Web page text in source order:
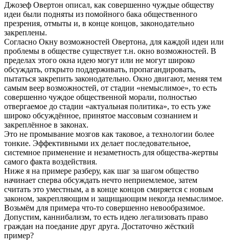
Джозеф Овертон описал, как совершенно чуждые обществу
идеи были подняты из помойного бака общественного
презрения, отмыты и, в конце концов, законодательно
закреплены.
Согласно Окну возможностей Овертона, для каждой идеи или
проблемы в обществе существует т.н. окно возможностей. В
пределах этого окна идею могут или не могут широко
обсуждать, открыто поддерживать, пропагандировать,
пытаться закрепить законодательно. Окно двигают, меняя тем
самым веер возможностей, от стадии «немыслимое», то есть
совершенно чуждое общественной морали, полностью
отвергаемое до стадии «актуальная политика», то есть уже
широко обсуждённое, принятое массовым сознанием и
закреплённое в законах.
Это не промывание мозгов как таковое, а технологии более
тонкие. Эффективными их делает последовательное,
системное применение и незаметность для общества-жертвы
самого факта воздействия.
Ниже я на примере разберу, как шаг за шагом общество
начинает сперва обсуждать нечто неприемлемое, затем
считать это уместным, а в конце концов смиряется с новым
законом, закрепляющим и защищающим некогда немыслимое.
Возьмём для примера что-то совершенно невообразимое.
Допустим, каннибализм, то есть идею легализовать право
граждан на поедание друг друга. Достаточно жёсткий
пример?